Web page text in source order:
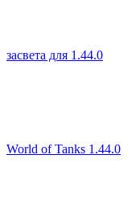
засвета для 1.44.0
World of Tanks 1.44.0